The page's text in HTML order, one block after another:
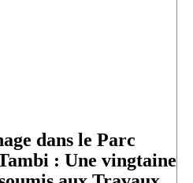
dans le Parc
: Une vingtaine